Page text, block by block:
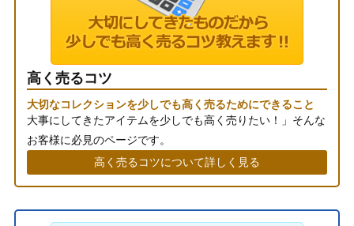
高く売るコツ
大切なコレクションを少しでも高く売るためにできること
大事にしてきたアイテムを少しでも高く売りたい！」そんな
お客様に必見のページです。
高く売るコツについて詳しく見る